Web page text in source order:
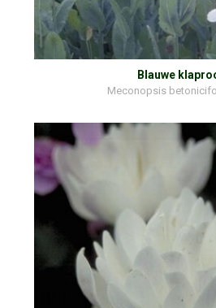
Blauwe
Meconopsis